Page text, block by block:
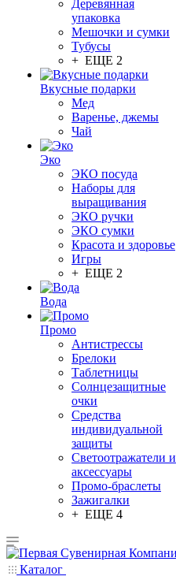
Деревянная
упаковка
Мешочки и сумки
Тубусы
+ ЕЩЕ 2
Вкусные подарки
Мед
Варенье, джемы
Чай
Эко
ЭКО посуда
Наборы для
выращивания
ЭКО ручки
ЭКО сумки
Красота и здоровье
Игры
+ ЕЩЕ 2
Вода
Промо
Антистрессы
Брелоки
Таблетницы
Солнцезащитные
очки
Средства
индивидуальной
защиты
Светоотражатели и
аксессуары
Промо-браслеты
Зажигалки
+ ЕЩЕ 4
Каталог